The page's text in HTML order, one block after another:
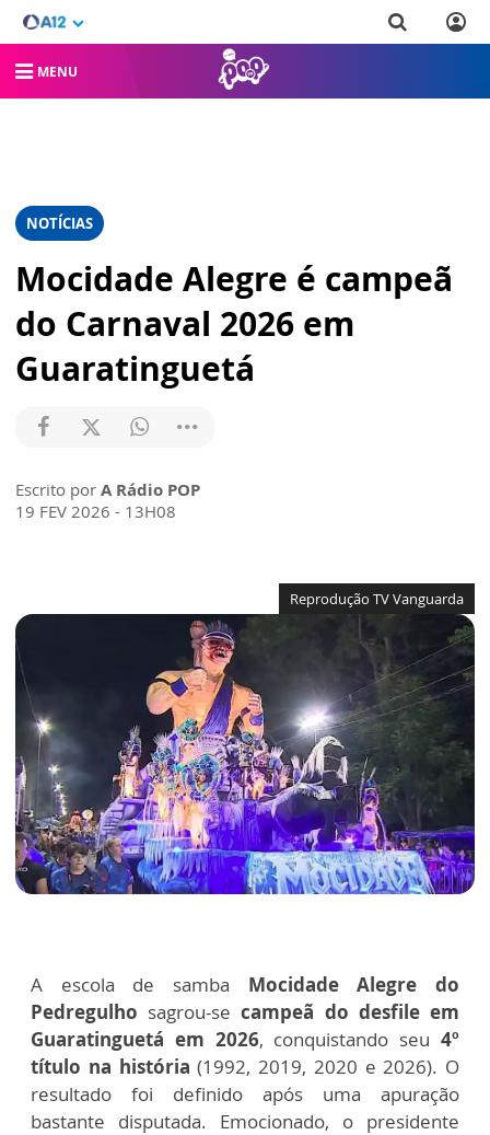
MENU
NOTÍCIAS
Mocidade Alegre é campeã
do Carnaval 2026 em
Guaratinguetá
Escrito por A Rádio POP
19 FEV 2026 - 13H08
Reprodução TV Vanguarda
A escola de samba Mocidade Alegre do
Pedregulho sagrou-secampeã do desfile em
Guaratinguetá em 2026, conquistando seu4º
título na história(1992, 2019, 2020 e 2026). O
resultado foi definido após uma apuração
bastante disputada. Emocionado, o presidente